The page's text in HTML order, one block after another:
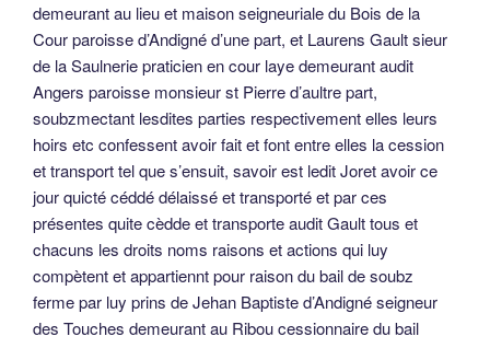
demeurant au lieu et maison seigneuriale du Bois de la
Cour paroisse d’Andigné d’une part, et Laurens Gault sieur
de la Saulnerie praticien en cour laye demeurant audit
Angers paroisse monsieur st Pierre d’aultre part,
soubzmectant lesdites parties respectivement elles leurs
hoirs etc confessent avoir fait et font entre elles la cession
et transport tel que s’ensuit, savoir est ledit Joret avoir ce
jour quicté céddé délaissé et transporté et par ces
présentes quite cèdde et transporte audit Gault tous et
chacuns les droits noms raisons et actions qui luy
compètent et appartiennt pour raison du bail de soubz
ferme par luy prins de Jehan Baptiste d’Andigné seigneur
des Touches demeurant au Ribou cessionnaire du bail